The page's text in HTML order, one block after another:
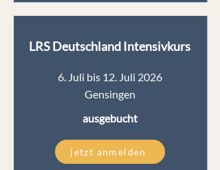
LRS Deutschland Intensivkurs
6. Juli bis 12. Juli 2026
Gensingen
ausgebucht
jetzt anmelden